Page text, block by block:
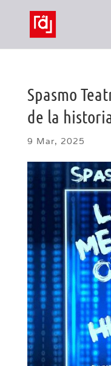
Spasmo
de la
9 Mar, 2025